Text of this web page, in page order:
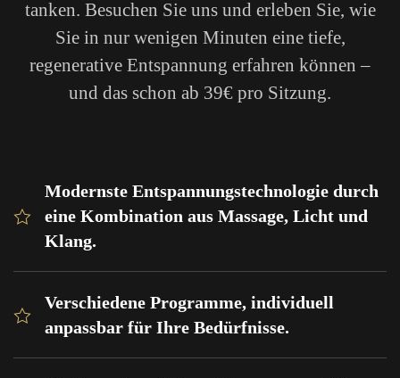
tanken. Besuchen Sie uns und erleben Sie, wie
Sie in nur wenigen Minuten eine tiefe,
regenerative Entspannung erfahren können –
und das schon ab 39€ pro Sitzung.
Modernste Entspannungstechnologie durch
eine Kombination aus Massage, Licht und
Klang.
Verschiedene Programme, individuell
anpassbar für Ihre Bedürfnisse.